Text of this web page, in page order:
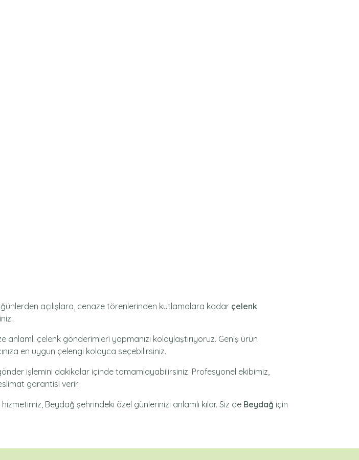
açılışlara, cenaze törenlerinden kutlamalara kadar çelenk
anlamlı çelenk gönderimleri yapmanızı kolaylaştırıyoruz. Geniş ürün
en uygun çelengi kolayca seçebilirsiniz.
işlemini dakikalar içinde tamamlayabilirsiniz. Profesyonel ekibimiz,
garantisi verir.
hizmetimiz, Beydağ şehrindeki özel günlerinizi anlamlı kılar. Siz de Beydağ için